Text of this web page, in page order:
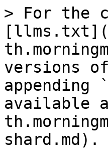
> For the
versions
appending
available
shard.md).